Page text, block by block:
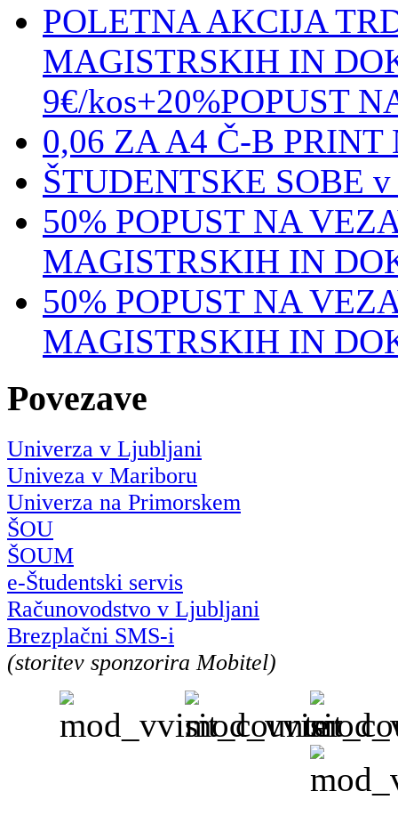
POLETNA AKCIJA
MAGISTRSKIH IN
9€/kos+20%POPUST
0,06 ZA A4 Č-B
ŠTUDENTSKE SOBE
50% POPUST NA
MAGISTRSKIH IN
50% POPUST NA
MAGISTRSKIH IN
Povezave
Univerza v Ljubljani
Univeza v Mariboru
Univerza na Primorskem
ŠOU
ŠOUM
e-Študentski servis
Računovodstvo v Ljubljani
Brezplačni SMS-i
(storitev sponzorira Mobitel)